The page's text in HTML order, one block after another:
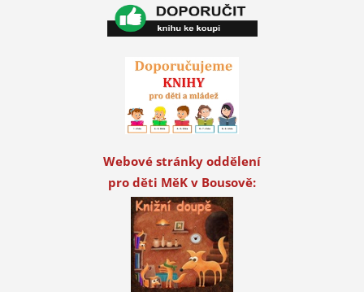
Webové stránky oddělení
pro děti MěK v Bousově: